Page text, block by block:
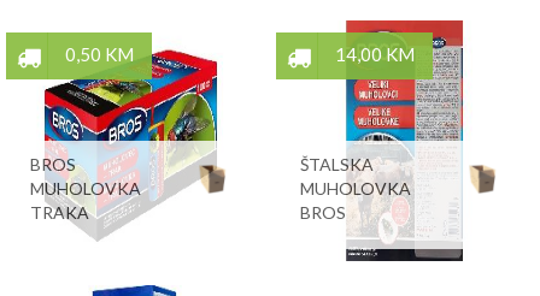
0,50 KM
BROS
MUHOLOVKA
TRAKA
14,00 KM
ŠTALSKA
MUHOLOVKA
BROS